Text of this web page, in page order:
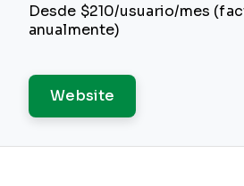
Desde $210/usuario/mes
anualmente)
Website